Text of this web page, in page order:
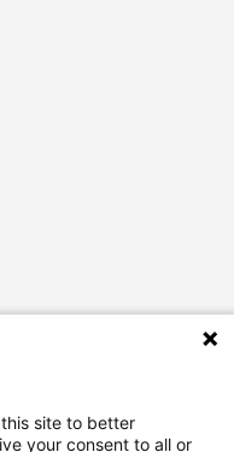
site to better
your consent to all or